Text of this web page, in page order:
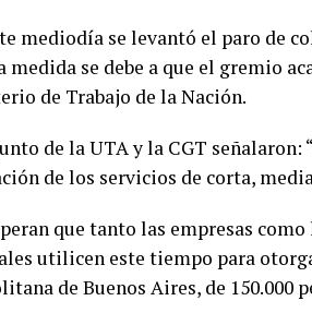
mediodía se levantó el paro de
medida se debe a que el gremio
de Trabajo de la Nación.
de la UTA y la CGT señalaron:
de los servicios de corta,
que tanto las empresas
utilicen este tiempo para
de Buenos Aires, de 150.000